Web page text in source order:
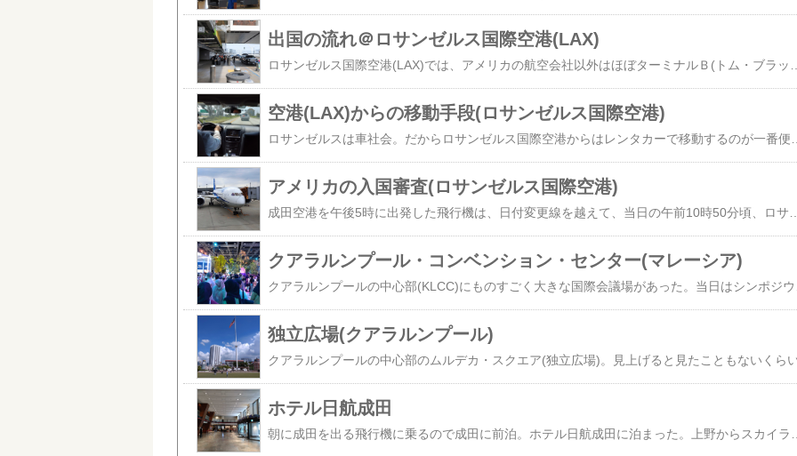
出国の流れ＠ロサンゼルス国際空港(LAX)
空港(LAX)からの移動手段(ロサンゼルス国際空港)
アメリカの入国審査(ロサンゼルス国際空港)
クアラルンプール・コンベンション・センター(マレーシア)
独立広場(クアラルンプール)
ホテル日航成田